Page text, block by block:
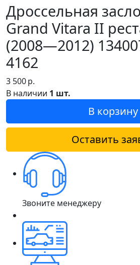
Дроссельная
Grand Vitara II
(2008—2012)
4162
3 500р.
В наличии 1 шт.
В корзину
Оставить
Звоните менеджеру